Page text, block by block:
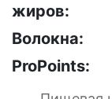
жиров:
Волокна:
ProPoints: